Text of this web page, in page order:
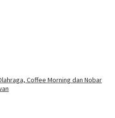
Coffee Morning dan Nobar